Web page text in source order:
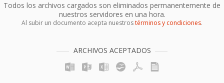
Todos los archivos cargados son eliminados permanentemente de
nuestros servidores en una hora.
Al subir un documento acepta nuestrostérminos y condiciones.
ARCHIVOS ACEPTADOS